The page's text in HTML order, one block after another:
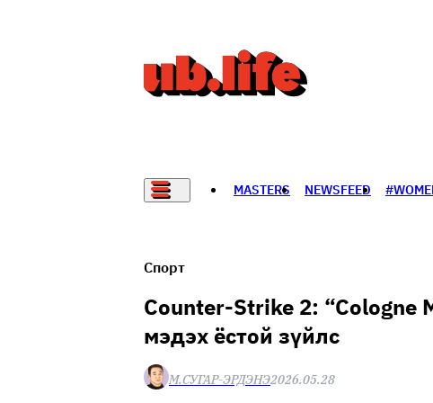
MASTERS NEWSFEED
Спорт
Counter-Strike 2: “Cologne
мэдэх ёстой зүйлс
М.СУГАР-ЭРДЭНЭ2026.05.28